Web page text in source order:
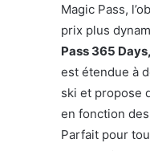
Magic Pass,
prix plus
Pass 365
est étendue à
ski et propose
en fonction
Parfait pour